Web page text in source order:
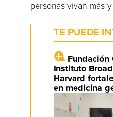
personas vivan más
TE PUEDE
Fundación
Instituto
Harvard
en medicina